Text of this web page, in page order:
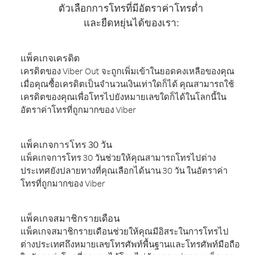
ตัวเลือกการโทรที่มีอัตราค่าโทรต่ำ
และยืดหยุ่นได้ของเรา:
แพ็คเกจเครดิต
เครดิตของ Viber Out จะถูกเพิ่มเข้าในยอดคงเหลือของคุณ
เมื่อคุณซื้อเครดิตเป็นจำนวนเงินเท่าใดก็ได้ คุณสามารถใช้
เครดิตของคุณเพื่อโทรไปยังหมายเลขใดก็ได้ในโลกนี้ใน
อัตราค่าโทรที่ถูกมากของ Viber
แพ็คเกจการโทร 30 วัน
แพ็คเกจการโทร 30 วันช่วยให้คุณสามารถโทรไปต่าง
ประเทศยังปลายทางที่คุณเลือกได้นาน 30 วัน ในอัตราค่า
โทรที่ถูกมากของ Viber
แพ็คเกจสมาชิกรายเดือน
แพ็คเกจสมาชิกรายเดือนช่วยให้คุณมีอิสระในการโทรไป
ต่างประเทศถึงหมายเลขโทรศัพท์พื้นฐานและโทรศัพท์มือถือ